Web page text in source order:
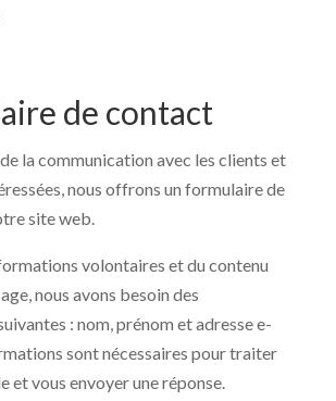
de contact
la communication avec les clients et
nous offrons un formulaire de
site web.
volontaires et du contenu
nous avons besoin des
: nom, prénom et adresse e-
sont nécessaires pour traiter
et vous envoyer une réponse.